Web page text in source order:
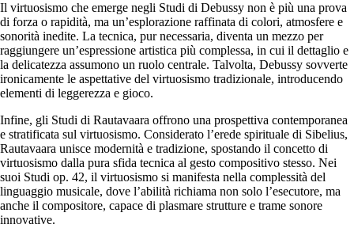
Il virtuosismo che emerge negli Studi di Debussy non è più una prova
di forza o rapidità, ma un’esplorazione raffinata di colori, atmosfere e
sonorità inedite. La tecnica, pur necessaria, diventa un mezzo per
raggiungere un’espressione artistica più complessa, in cui il dettaglio e
la delicatezza assumono un ruolo centrale. Talvolta, Debussy sovverte
ironicamente le aspettative del virtuosismo tradizionale, introducendo
elementi di leggerezza e gioco.
Infine, gli Studi di Rautavaara offrono una prospettiva contemporanea
e stratificata sul virtuosismo. Considerato l’erede spirituale di Sibelius,
Rautavaara unisce modernità e tradizione, spostando il concetto di
virtuosismo dalla pura sfida tecnica al gesto compositivo stesso. Nei
suoi Studi op. 42, il virtuosismo si manifesta nella complessità del
linguaggio musicale, dove l’abilità richiama non solo l’esecutore, ma
anche il compositore, capace di plasmare strutture e trame sonore
innovative.